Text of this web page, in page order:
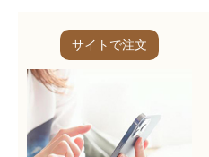
サイトで注文